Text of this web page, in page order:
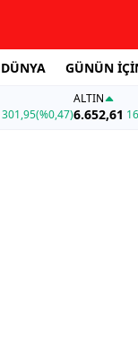
DÜNYA GÜNÜN
301,95(%0,47)
ALTIN
6.652,61